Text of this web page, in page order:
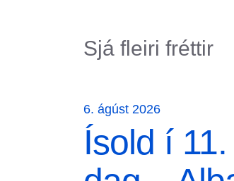
Sjá fleiri fréttir
6. ágúst 2026
Ísold í